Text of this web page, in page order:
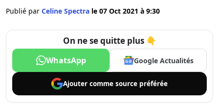
Publié par Celine Spectra le 07 Oct 2021 à 9:30
On ne se quitte plus 👇
WhatsApp Google Actualités
Ajouter comme source préférée